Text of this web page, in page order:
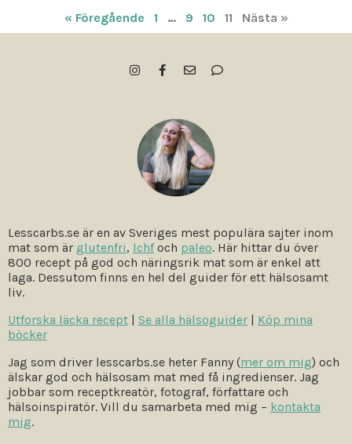
« Föregående 1 … 9 10 11 Nästa »
Lesscarbs.se är en av Sveriges mest populära sajter inom
mat som är glutenfri, lchfoch paleo. Här hittar du över
800 recept på god och näringsrik mat som är enkel att
laga. Dessutom finns en hel del guider för ett hälsosamt
liv.
Utforska läcka recept | Se alla hälsoguider | Köp mina
böcker
Jag som driver lesscarbs.se heter Fanny (mer om mig) och
älskar god och hälsosam mat med få ingredienser. Jag
jobbar som receptkreatör, fotograf, författare och
hälsoinspiratör. Vill du samarbeta med mig – kontakta
mig.